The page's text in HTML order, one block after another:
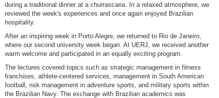
during a traditional dinner at a churrascaria. In a relaxed atmosphere, we
reviewed the week's experiences and once again enjoyed Brazilian
hospitality.
After an inspiring week in Porto Alegre, we returned to Rio de Janeiro,
where our second university week began. At UERJ, we received another
warm welcome and participated in an equally exciting program.
The lectures covered topics such as strategic management in fitness
franchises, athlete-centered services, management in South American
football, risk management in adventure sports, and military sports within
the Brazilian Navy. The exchange with Brazilian academics was